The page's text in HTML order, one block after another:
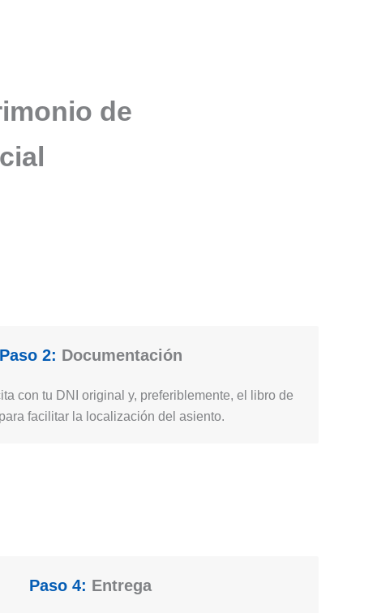
de
Paso 2: Documentación
con tu DNI original y, preferiblemente, el libro de
facilitar la localización del asiento.
Paso 4: Entrega